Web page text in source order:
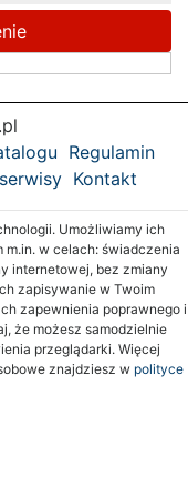
Regulamin
Kontakt
Umożliwiamy ich
w celach: świadczenia
internetowej, bez zmiany
zapisywanie w Twoim
zapewnienia poprawnego i
że możesz samodzielnie
przeglądarki. Więcej
znajdziesz w polityce